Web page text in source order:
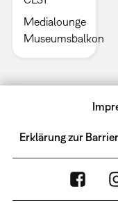
Medialounge
Museumsbalkon
Erklärung zur